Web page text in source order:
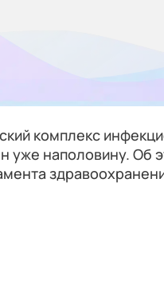
комплекс
уже наполовину. Об